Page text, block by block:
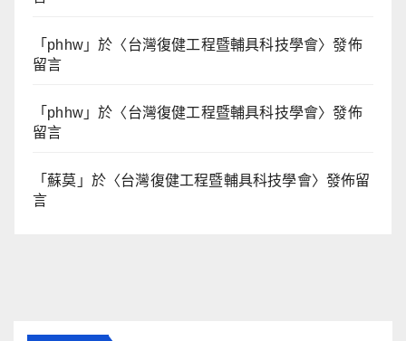
「 phhw 」於〈台灣復健工程暨輔具科技學會〉發佈
留言
「 phhw 」於〈台灣復健工程暨輔具科技學會〉發佈
留言
「蘇莫 」於〈台灣復健工程暨輔具科技學會〉發佈留
言